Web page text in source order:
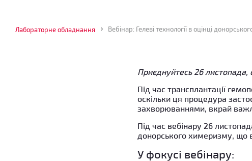
Лабораторне обладнання Вебінар: Гелеві технології в оцінці
Приєднуйтесь 26 листопада,
Під час трансплантації
оскільки ця процедура
захворюваннями, вкрай
Під час вебінару 26
донорського химеризму, що
У фокусі вебінару: